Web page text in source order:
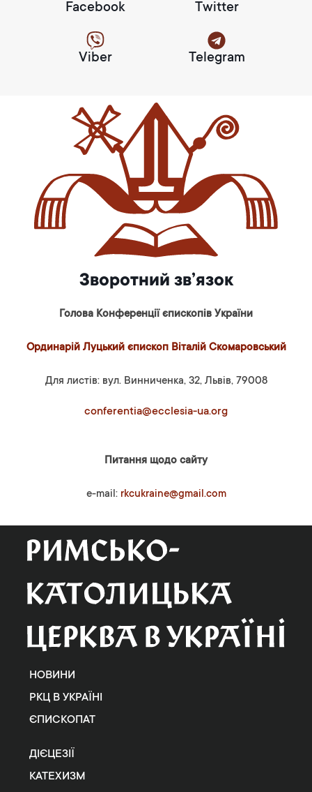
Facebook Twitter
Viber Telegram
Зворотний зв’язок
Голова Конференції єпископів України
Ординарій Луцький єпископ Віталій Скомаровський
Для листів: вул. Винниченка, 32, Львів, 79008
conferentia@ecclesia-ua.org
Питання щодо сайту
e-mail: rkcukraine@gmail.com
НОВИНИ
РКЦ В УКРАЇНІ
ЄПИСКОПАТ
ДІЄЦЕЗІЇ
КАТЕХИЗМ